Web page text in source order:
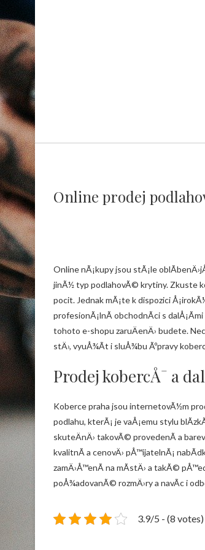
Online prodej
Online nÃ¡kupy jsou stÃ¡le
jinÃ½ typ podlahovÃ© krytiny. Zkuste
pocit. Jednak mÃ¡te k dispozici
profesionÃ¡lnÃ­ obchodnÃ­ci s
tohoto e-shopu zaruÄenÄ› budete.
stÄ›, vyuÅ¾Ã­t i sluÅ¾bu Ãºpravy
Prodej kobercÅ¯ a
Koberce praha jsou internetovÃ½m
podlahu, kterÃ¡ je vaÅ¡emu stylu
skuteÄnÄ› takovÃ© provedenÃ­ a
kvalitnÃ­ a cenovÄ› pÅ™ijatelnÃ¡
zamÄ›Å™enÃ­ na mÃ­stÄ› a takÃ©
poÅ¾adovanÃ© rozmÄ›ry a navÃ­c i
3.9/5 - (8 votes)